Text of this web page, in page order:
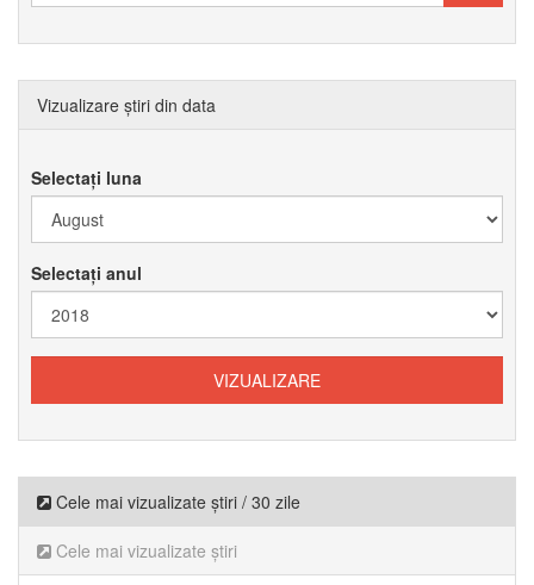
Vizualizare știri din data
Selectați luna
Selectați anul
Cele mai vizualizate știri / 30 zile
Cele mai vizualizate știri